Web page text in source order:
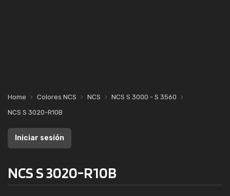
Home Colores NCS NCS
NCS S 3000 - S 3560
NCS S 3020-R10B
Iniciar sesión
NCS S 3020-R10B